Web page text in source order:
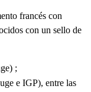
francés con
con un sello de
;
e IGP), entre las